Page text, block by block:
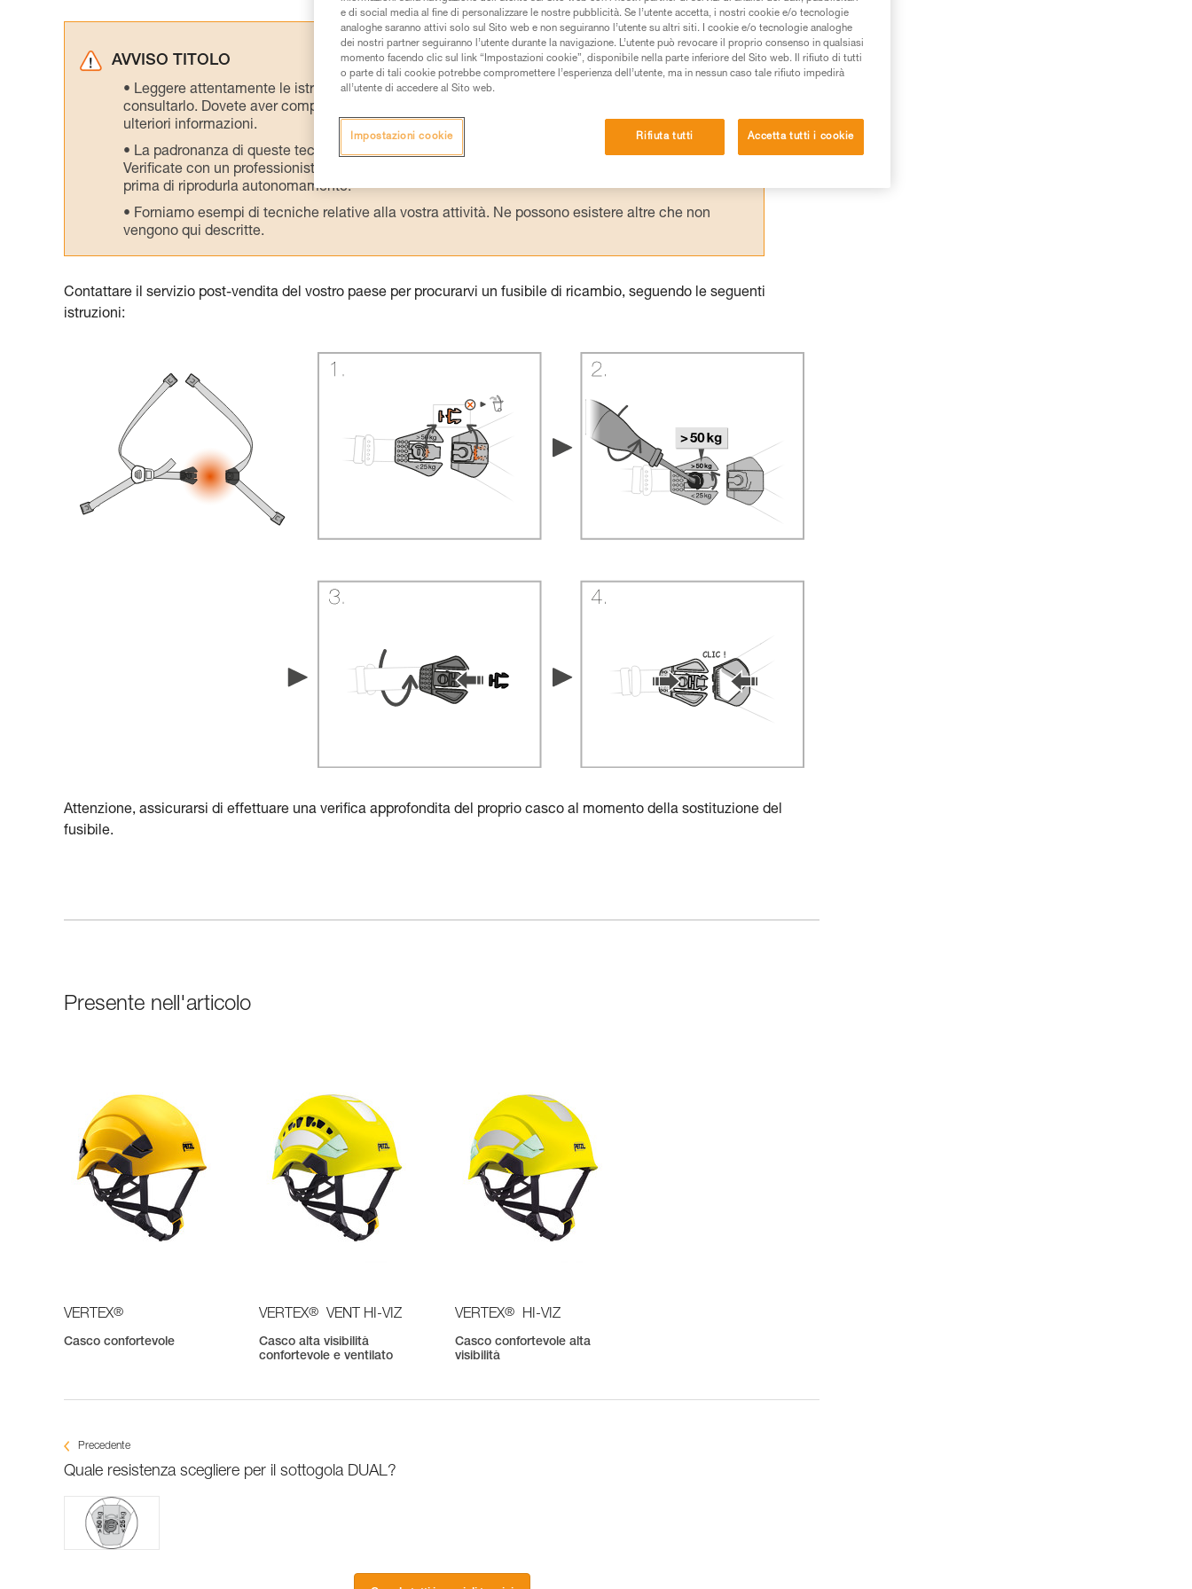
AVVISO TITOLO
Leggere attentamente le istruzioni tecniche dei prodotti utilizzati in questo consiglio prima di
consultarlo. Dovete aver compreso le informazioni dell’istruzione tecnica per poter capire queste
ulteriori informazioni.
La padronanza di queste tecniche richiede una formazione ed un addestramento specifico.
Verificate con un professionista la vostra capacità di rifare la manovra, da soli, in piena sicurezza,
prima di riprodurla autonomamente.
Forniamo esempi di tecniche relative alla vostra attività. Ne possono esistere altre che non
vengono qui descritte.
Contattare il servizio post-vendita del vostro paese per procurarvi un fusibile di ricambio, seguendo le seguenti
istruzioni:
Attenzione, assicurarsi di effettuare una verifica approfondita del proprio casco al momento della sostituzione del
fusibile.
Presente nell'articolo
VERTEX®
Casco confortevole
VERTEX® VENT HI-VIZ
Casco alta visibilità
confortevole e ventilato
VERTEX® HI-VIZ
Casco confortevole alta
visibilità
Precedente
Quale resistenza scegliere per il sottogola DUAL?
e di social media al fine di personalizzare le nostre pubblicità. Se l’utente accetta, i nostri cookie e/o tecnologie
analoghe saranno attivi solo sul Sito web e non seguiranno l’utente su altri siti. I cookie e/o tecnologie analoghe
dei nostri partner seguiranno l’utente durante la navigazione. L’utente può revocare il proprio consenso in qualsiasi
momento facendo clic sul link “Impostazioni cookie”, disponibile nella parte inferiore del Sito web. Il rifiuto di tutti
o parte di tali cookie potrebbe compromettere l’esperienza dell’utente, ma in nessun caso tale rifiuto impedirà
all’utente di accedere al Sito web.
Rifiuta tutti Accetta tutti i cookie
Impostazioni cookie